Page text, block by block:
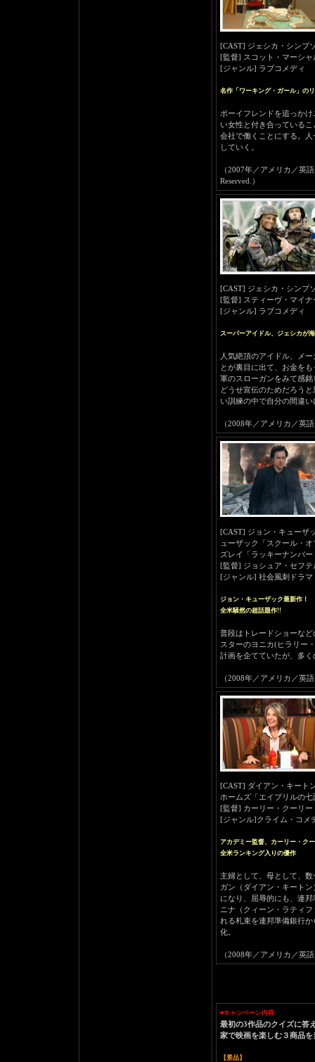
[CAST] ジェシカ・シンプ
[監督] スコット・マーシャ
[ジャンル] ラブコメディ
名作「ワーキング・ガール」の
ボーイフレンドを追っか
い女性と付き合っている
会社で働くことにする。
していく。
（2007年／アメリカ／英
Reserved.）
[CAST] ジェシカ・シンプ
[監督] スティーヴ・マイナ
[ジャンル] ラブコメディ
スーパーアイドル、ジェシカが
人気絶頂のアイドル、メ
とが裏目に出て、お金を
軍のスローガンをみて感
どうせ宣伝のためだろう
い訓練の中で自分の間違
（2008年／アメリカ／英
[CAST] ジョン・キューザ
ューザック「スクール・
ズレイ「ラッキーナンバー
[監督] ジョシュア・セフテ
[ジャンル] 社会風刺ドラマ
ジョン・キューザック最新作！
全米騒然の超話題作!!
普段はトレードショーな
スターのヨニカ(ヒラリー
計画を企てていたが、多
（2008年／アメリカ／英
[CAST] ダイアン・キート
ホームズ「エイプリルの七
[監督] カーリー・クーリ
[ジャンル]クライム・コメ
アカデミー監督、カーリー・ク
全米ランキング入りの優作
主婦として、母として、
ガン（ダイアン・キート
になり、屈辱的にも、連
ニナ（クィーン・ラティ
れる札束を連邦準備銀行
化。
（2008年／アメリカ／英
■キャンペーン内容
最初の3作品のクイズに答
家で映画を楽しむ３商品を
【景品】